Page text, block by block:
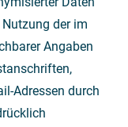
der im
Angaben
Adressen durch